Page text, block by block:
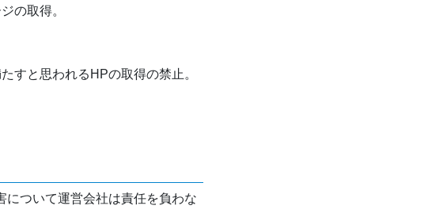
の取得。
すと思われるHPの取得の禁止。
について運営会社は責任を負わな